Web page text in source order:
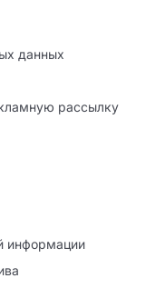
данных
рассылку
информации